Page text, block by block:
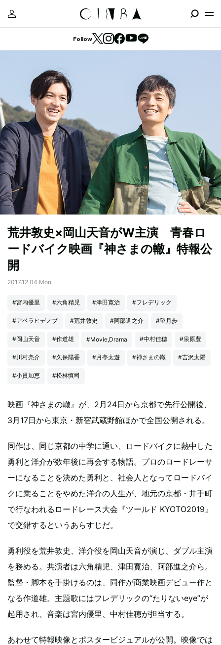
Follow
荒井敦史×岡山天音がW主演 青春ロ
ードバイク映画『神さまの轍』特報公
開
2017.12.04 Mon
#宮内優里 #六角精児 #津田寛治 #フレデリック
#アベラヒデノブ #荒井敦史 #阿部進之介 #望月歩
#岡山天音 #作道雄 #Movie,Drama #中村佳穂 #泉原豊
#川村亮介 #久保陽香 #月亭太遊 #神さまの轍 #吉沢太陽
#小貫加恵 #松林慎司
映画『神さまの轍』が、2月24日から京都で先行公開後、
3月17日から東京・新宿武蔵野館ほかで全国公開される。
同作は、同じ京都の中学に通い、ロードバイクに熱中した
勇利と洋介が数年後に再会する物語。プロのロードレーサ
ーになることを決めた勇利と、社会人となってロードバイ
クに乗ることをやめた洋介の人生が、地元の京都・井手町
で行なわれるロードレース大会『ツールド KYOTO2019』
で交錯するというあらすじだ。
勇利役を荒井敦史、洋介役を岡山天音が演じ、ダブル主演
を務める。共演者は六角精児、津田寛治、阿部進之介ら。
監督・脚本を手掛けるのは、同作が商業映画デビュー作と
なる作道雄。主題歌にはフレデリックの“たりないeye”が
起用され、音楽は宮内優里、中村佳穂が担当する。
あわせて特報映像とポスタービジュアルが公開。映像では